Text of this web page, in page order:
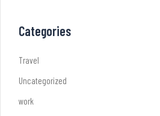
Categories
Travel
Uncategorized
work